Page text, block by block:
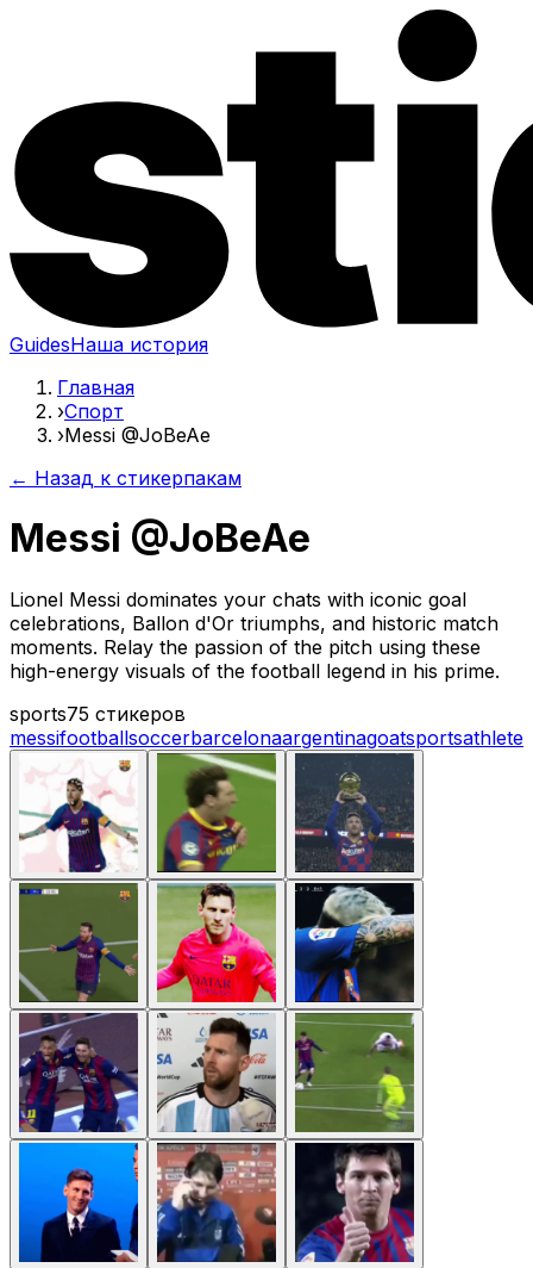
GuidesНаша история
Главная
›Спорт
›Messi @JoBeAe
← Назад к стикерпакам
Messi @JoBeAe
Lionel Messi dominates your chats with iconic goal
celebrations, Ballon d'Or triumphs, and historic match
moments. Relay the passion of the pitch using these
high-energy visuals of the football legend in his prime.
sports75 стикеров
messifootballsoccerbarcelonaargentinagoatsportsathlete